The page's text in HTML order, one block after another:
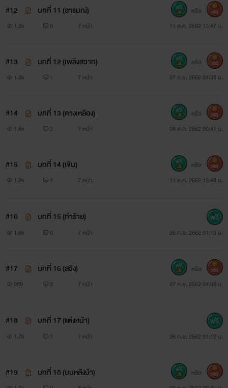
"อ้าว แล้วองค์ชายล่ะ" ชีจาร์เอ่ยถาม เมื่อเห็นนางกำนัลวิ่ง
"องค์ชายบอกไม่ไป"
แน่"
"งั้นท่านก็ขึ้นไปตามเองเลยไป ข้าไม่เอาด้วยหรอก เมื่อกี้ก็
เธอบอกพลางทำหน้าสยองๆ ชีจาร์กลืนน้ำลาย
แค่ไหน และเขาก็จะไม่เอาชีวิตเข้าไปเสี่ยงเด็ดขาด ชีจาร์เดินกลับ
พระราชวังก่อนจะทูลตอบไปตามตรง
"เหมันต์ล่ะ" ท่านสุลต่านเอ่ยถาม
"เอ่อ..องค์ชายไม่ยอมมาพะย่ะค่ะ"
"บร๊ะ! ไอ้ลูกชายคนนี้นิ มันจะหัวดื้อไปถึงไหน!"
"......."
"เจ้าออกไปได้แล้ว"
#12 บทที่ 11 (อารมณ์)
1.2k 0 7 หน้า 11 ต.ค. 2562 13:47 น.
หรือ 300
#13 บทที่ 12 (เพลิงสวาท)
1.3k 1 7 หน้า 27 ก.ย. 2562 04:38 น.
หรือ 300
#14 บทที่ 13 (คางเหลือง)
1.5k 2 7 หน้า 08 ต.ค. 2562 00:41 น.
หรือ 300
#15 บทที่ 14 (เขิน)
1.2k 2 7 หน้า 11 ต.ค. 2562 13:48 น.
หรือ 300
#16 บทที่ 15 (ทำร้าย)
1.6k 0 7 หน้า 26 ก.ย. 2562 01:13 น.
#17 บทที่ 16 (สวิง)
989 2 7 หน้า 27 ก.ย. 2562 04:38 น.
หรือ 300
#18 บทที่ 17 (แต่งหน้า)
1.7k 1 7 หน้า 26 ก.ย. 2562 01:12 น.
#19 บทที่ 18 (บนหลังม้า) หรือ 300